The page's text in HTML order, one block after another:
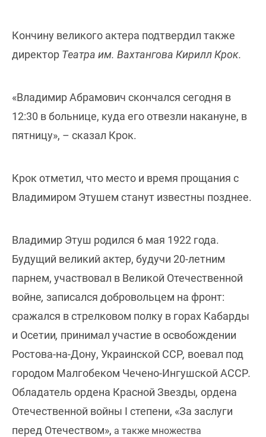
Кончину великого актера подтвердил также
директор Театра им. Вахтангова Кирилл Крок.
«Владимир Абрамович скончался сегодня в
12:30 в больнице, куда его отвезли накануне, в
пятницу», – сказал Крок.
Крок отметил, что место и время прощания с
Владимиром Этушем станут известны позднее.
Владимир Этуш родился 6 мая 1922 года.
Будущий великий актер, будучи 20-летним
парнем, участвовал в Великой Отечественной
войне, записался добровольцем на фронт:
сражался в стрелковом полку в горах Кабарды
и Осетии, принимал участие в освобождении
Ростова-на-Дону, Украинской ССР, воевал под
городом Малгобеком Чечено-Ингушской АССР.
Обладатель ордена Красной Звезды, ордена
Отечественной войны I степени, «За заслуги
перед Отечеством», а также множества